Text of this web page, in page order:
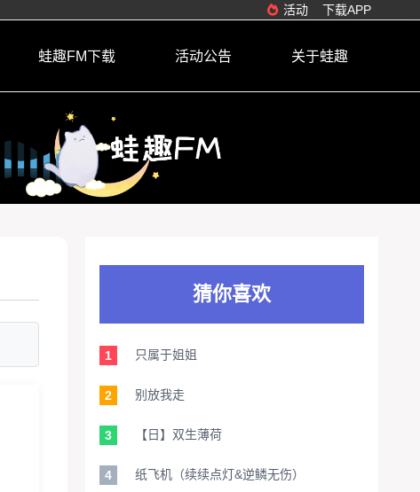
活动 下载APP
蛙趣FM下载 活动公告 关于蛙趣
猜你喜欢
1 只属于姐姐
2 别放我走
3 【日】双生薄荷
4 纸飞机（续续点灯&逆鳞无伤）